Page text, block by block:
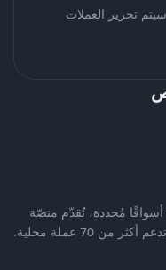
سيتم تحرير العملات
بينما تستهدف العديد من منصّات تداول P2P أسواقًا مُحددة، تُقدّم منصّة